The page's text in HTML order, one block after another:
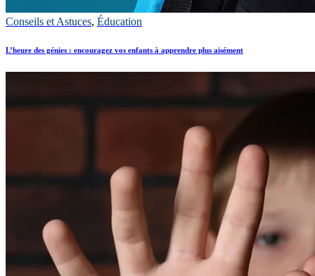
Conseils et Astuces, Éducation
L’heure des génies : encouragez vos enfants à apprendre plus aisément